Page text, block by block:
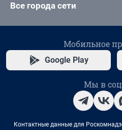
Все города сети
Мобильное
Google Play
Мы в
Контактные данные для